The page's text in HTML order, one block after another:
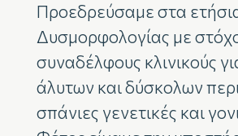
Προεδρεύσαμε στα
Δυσμορφολογίας με
συναδέλφους κλινικούς
άλυτων και δύσκολων
σπάνιες γενετικές και